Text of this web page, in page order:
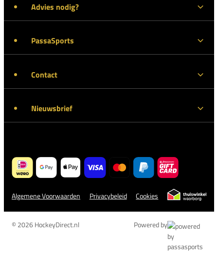
Advies nodig?
PassaSports
Contact
Nieuwsbrief
Algemene Voorwaarden Privacybeleid Cookies
© 2026 HockeyDirect.nl Powered by